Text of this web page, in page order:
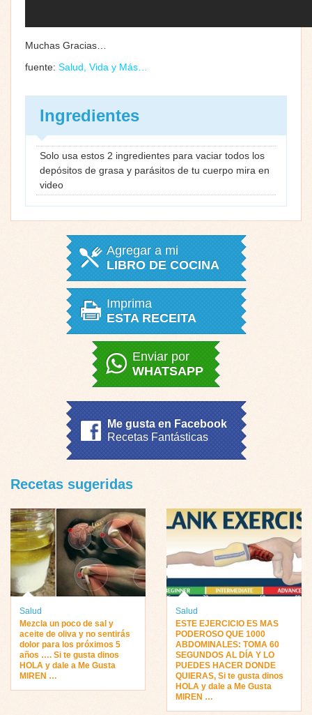
Muchas Gracias…
fuente: Salud, Vida y Más…
Ingredientes
Solo usa estos 2 ingredientes para vaciar todos los
depósitos de grasa y parásitos de tu cuerpo mira en
video
Agregar a mi
LIBRO DE COCINA
Imprima
ESTA RECEITA
Enviar por
WHATSAPP
Me gusta en Facebook
Recetas Fantásticas
Recetas sugeridas
Salud
Mezcla un poco de sal y
aceite de oliva y no sentirás
dolor para los próximos 5
años …. Si te gusta dinos
HOLA y dale a Me Gusta
MIREN …
Salud
ESTE EJERCICIO ES MAS
PODEROSO QUE 1000
ABDOMINALES: TOMA 60
SEGUNDOS AL DÍA Y LO
PUEDES HACER DONDE
QUIERAS, Si te gusta dinos
HOLA y dale a Me Gusta
MIREN …